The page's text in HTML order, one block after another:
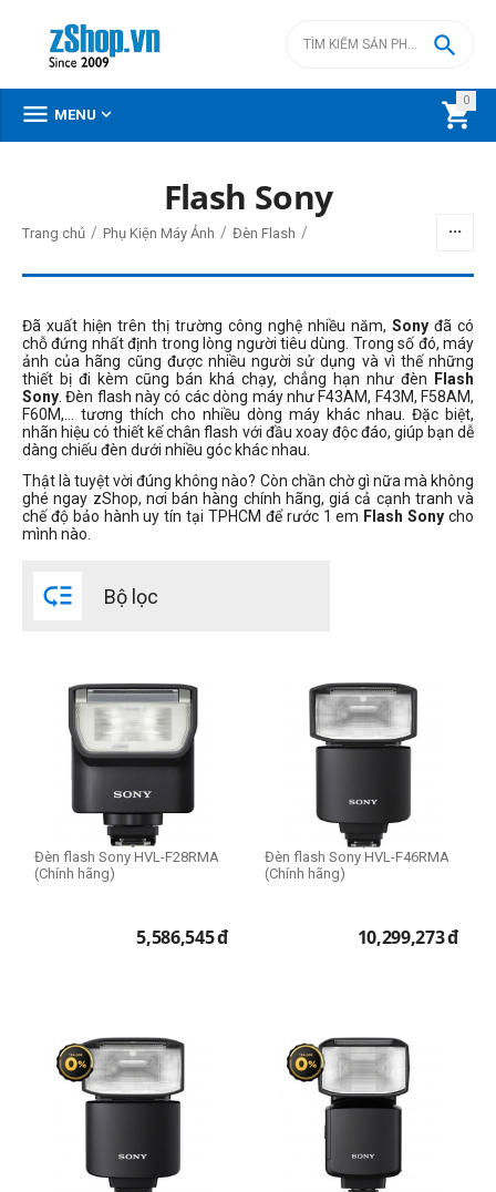
0


 MENU 
3490000 đ 13990000 đ
Công suất đèn
32 GN
Độ tương thích đèn
Flash Sony
Trang chủ / Phụ Kiện Máy Ảnh / Đèn Flash /
Đã xuất hiện trên thị trường công nghệ nhiều năm, Sony đã có
chỗ đứng nhất định trong lòng người tiêu dùng. Trong số đó, máy
ảnh của hãng cũng được nhiều người sử dụng và vì thế những
thiết bị đi kèm cũng bán khá chạy, chẳng hạn như đèn
Flash
Sony . Đèn flash này có các dòng máy như F43AM, F43M, F58AM,
F60M,... tương thích cho nhiều dòng máy khác nhau. Đặc biệt,
nhãn hiệu có thiết kế chân flash với đầu xoay độc đáo, giúp bạn dễ
dàng chiếu đèn dưới nhiều góc khác nhau.
Thật là tuyệt vời đúng không nào? Còn chần chờ gì nữa mà không
ghé ngay zShop, nơi bán hàng chính hãng, giá cả cạnh tranh và
chế độ bảo hành uy tín tại TPHCM để rước 1 em Flash Sony cho
mình nào.
 Bộ lọc
Đèn flash Sony HVL-F28RMA
(Chính hãng)
5,586,545đ
Đèn flash Sony HVL-F46RMA
(Chính hãng)
10,299,273đ